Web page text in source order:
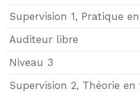
Supervision 1, Pratique
Auditeur libre
Niveau 3
Supervision 2, Théorie en